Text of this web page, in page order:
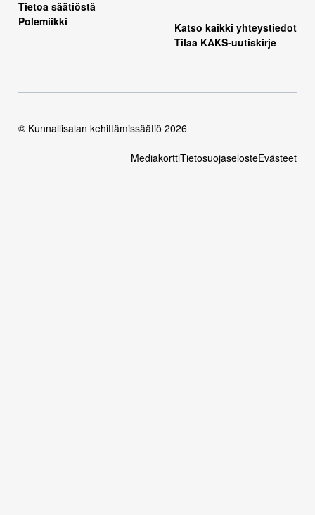
Tietoa säätiöstä
Polemiikki
Katso kaikki yhteystiedot
Tilaa KAKS-uutiskirje
© Kunnallisalan kehittämissäätiö 2026
MediakorttiTietosuojaselosteEvästeet